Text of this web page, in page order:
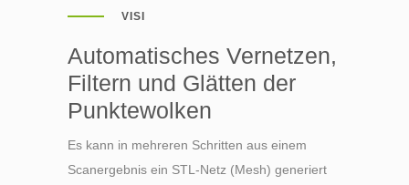
VISI
Automatisches Vernetzen,
Filtern und Glätten der
Punktewolken
Es kann in mehreren Schritten aus einem
Scanergebnis ein STL-Netz (Mesh) generiert